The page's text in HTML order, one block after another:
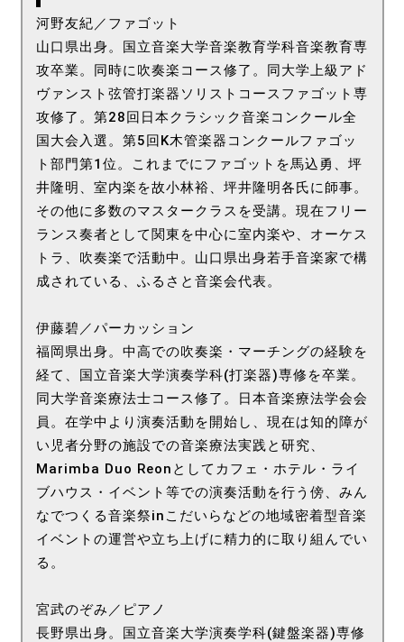
河野友紀／ファゴット
山口県出身。国立音楽大学音楽教育学科音楽教育専
攻卒業。同時に吹奏楽コース修了。同大学上級アド
ヴァンスト弦管打楽器ソリストコースファゴット専
攻修了。第28回日本クラシック音楽コンクール全
国大会入選。第5回K木管楽器コンクールファゴッ
ト部門第1位。これまでにファゴットを馬込勇、坪
井隆明、室内楽を故小林裕、坪井隆明各氏に師事。
その他に多数のマスタークラスを受講。現在フリー
ランス奏者として関東を中心に室内楽や、オーケス
トラ、吹奏楽で活動中。山口県出身若手音楽家で構
成されている、ふるさと音楽会代表。
伊藤碧／パーカッション
福岡県出身。中高での吹奏楽・マーチングの経験を
経て、国立音楽大学演奏学科(打楽器)専修を卒業。
同大学音楽療法士コース修了。日本音楽療法学会会
員。在学中より演奏活動を開始し、現在は知的障が
い児者分野の施設での音楽療法実践と研究、
Marimba Duo Reonとしてカフェ・ホテル・ライ
ブハウス・イベント等での演奏活動を行う傍、みん
なでつくる音楽祭inこだいらなどの地域密着型音楽
イベントの運営や立ち上げに精力的に取り組んでい
る。
宮武のぞみ／ピアノ
長野県出身。国立音楽大学演奏学科(鍵盤楽器)専修